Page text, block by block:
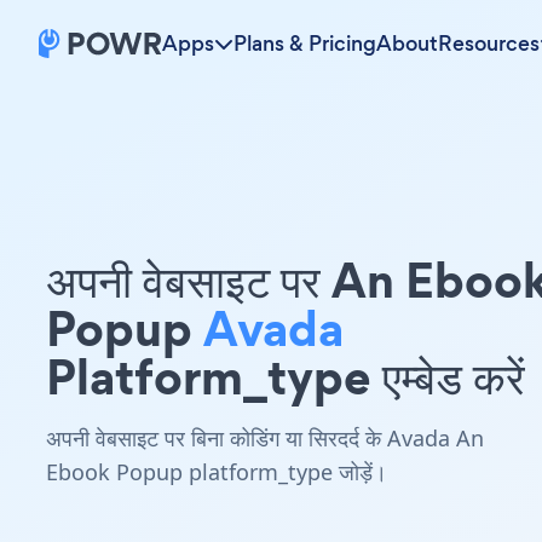
Apps Plans & PricingAboutResources
अपनी वेबसाइट पर An
PopupAvada
Platform_type एम्बेड करें
अपनी वेबसाइट पर बिना कोडिंग या सिरदर्द के Avada An
Ebook Popup platform_type जोड़ें।